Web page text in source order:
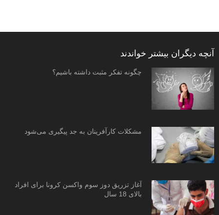
آنچه دیگران بیشتر خواندند
چگونه تفکر مثبت داشته باشیم؟
مشکلات کارآفرینان به جد پیگیری می‌شود
آغاز تزریق دوز سوم واکسن کرونا برای افراد
بالای 18 سال